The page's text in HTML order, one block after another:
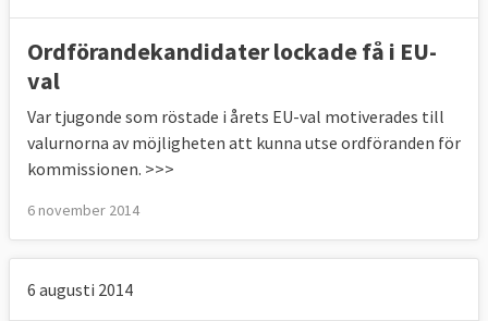
Ordförandekandidater lockade få i EU-
val
Var tjugonde som röstade i årets EU-val motiverades till
valurnorna av möjligheten att kunna utse ordföranden för
kommissionen. >>>
6 november 2014
6 augusti 2014